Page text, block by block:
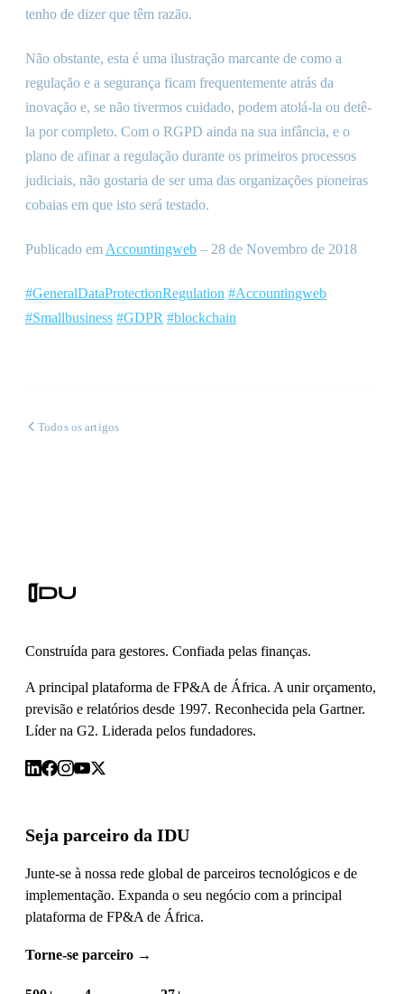
tenho de dizer que têm razão.
Não obstante, esta é uma ilustração marcante de como a
regulação e a segurança ficam frequentemente atrás da
inovação e, se não tivermos cuidado, podem atolá-la ou detê-
la por completo. Com o RGPD ainda na sua infância, e o
plano de afinar a regulação durante os primeiros processos
judiciais, não gostaria de ser uma das organizações pioneiras
cobaias em que isto será testado.
Publicado em Accountingweb – 28 de Novembro de 2018
#GeneralDataProtectionRegulation #Accountingweb
#Smallbusiness #GDPR #blockchain
Todos os artigos
Construída para gestores. Confiada pelas finanças.
A principal plataforma de FP&A de África. A unir orçamento,
previsão e relatórios desde 1997. Reconhecida pela Gartner.
Líder na G2. Liderada pelos fundadores.
Seja parceiro da IDU
Junte-se à nossa rede global de parceiros tecnológicos e de
implementação. Expanda o seu negócio com a principal
plataforma de FP&A de África.
Torne-se parceiro →